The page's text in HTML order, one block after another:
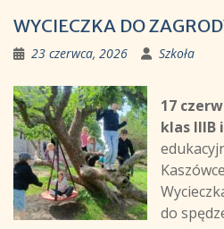
WYCIECZKA DO
23 czerwca, 2026 Szkoła
17
klas IIIB
do